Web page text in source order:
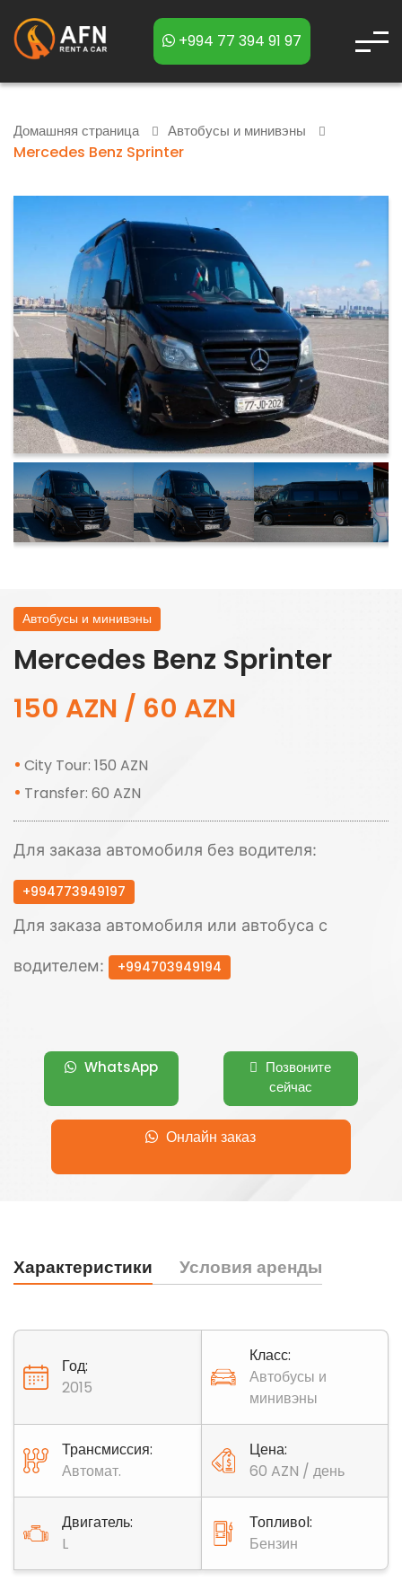
+994 77 394 91 97
Домашняя страница Автобусы и минивэны
Mercedes Benz Sprinter
Автобусы и минивэны
Mercedes Benz Sprinter
150 AZN / 60 AZN
City Tour: 150 AZN
Transfer: 60 AZN
Для заказа автомобиля без водителя:
+994773949197
Для заказа автомобиля или автобуса с
водителем: +994703949194
WhatsApp
Позвоните
сейчас
Онлайн заказ
Характеристики Условия аренды
Год:
2015
Класс:
Автобусы и
минивэны
Трансмиссия:
Автомат.
Цена:
60 AZN / день
Двигатель:
L
Топливоl:
Бензин